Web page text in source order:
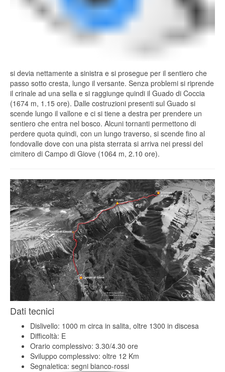
si devia nettamente a sinistra e si prosegue per il sentiero che
passo sotto cresta, lungo il versante. Senza problemi si riprende
il crinale ad una sella e si raggiunge quindi il Guado di Coccia
(1674 m, 1.15 ore). Dalle costruzioni presenti sul Guado si
scende lungo il vallone e ci si tiene a destra per prendere un
sentiero che entra nel bosco. Alcuni tornanti permettono di
perdere quota quindi, con un lungo traverso, si scende fino al
fondovalle dove con una pista sterrata si arriva nei pressi del
cimitero di Campo di Giove (1064 m, 2.10 ore).
Dati tecnici
Dislivello: 1000 m circa in salita, oltre 1300 in discesa
Difficoltà: E
Orario complessivo: 3.30/4.30 ore
Sviluppo complessivo: oltre 12 Km
Segnaletica: segni bianco-rossi